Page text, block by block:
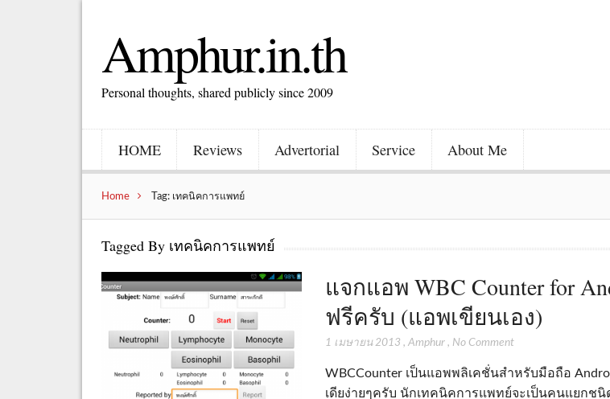
Amphur.in.th
Personal thoughts, shared publicly since 2009
HOME Reviews Advertorial Service About Me
Home Tag: เทคนิคการแพทย์
Tagged By เทคนิคการแพทย์
แจกแอพ WBC Counter for
ฟรีครับ (แอพเขียนเอง)
1 เมษายน 2013 , Amphur, No Comment
WBCCounter เป็นแอพพลิเคชั่นสำหรับมือถือ
เดียง่ายๆครับ นักเทคนิคการแพทย์จะเป็นคนแยกชนิ